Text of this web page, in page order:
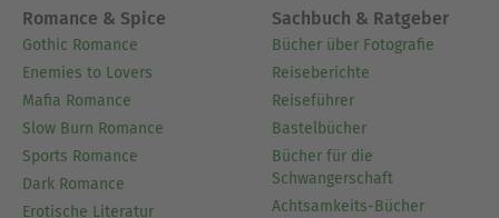
Romance & Spice
Gothic Romance
Enemies to Lovers
Mafia Romance
Slow Burn Romance
Sports Romance
Dark Romance
Erotische Literatur
Sachbuch & Ratgeber
Bücher über Fotografie
Reiseberichte
Reiseführer
Bastelbücher
Bücher für die
Schwangerschaft
Achtsamkeits-Bücher